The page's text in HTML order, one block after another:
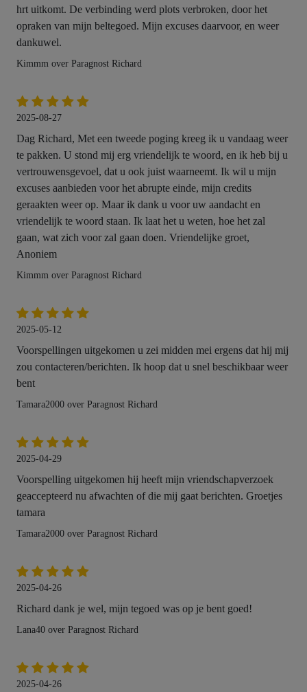
hrt uitkomt. De verbinding werd plots verbroken, door het
opraken van mijn beltegoed. Mijn excuses daarvoor, en weer
dankuwel.
Kimmm over Paragnost Richard
2025-08-27
Dag Richard, Met een tweede poging kreeg ik u vandaag weer
te pakken. U stond mij erg vriendelijk te woord, en ik heb bij u
vertrouwensgevoel, dat u ook juist waarneemt. Ik wil u mijn
excuses aanbieden voor het abrupte einde, mijn credits
geraakten weer op. Maar ik dank u voor uw aandacht en
vriendelijk te woord staan. Ik laat het u weten, hoe het zal
gaan, wat zich voor zal gaan doen. Vriendelijke groet,
Anoniem
Kimmm over Paragnost Richard
2025-05-12
Voorspellingen uitgekomen u zei midden mei ergens dat hij mij
zou contacteren/berichten. Ik hoop dat u snel beschikbaar weer
bent
Tamara2000 over Paragnost Richard
2025-04-29
Voorspelling uitgekomen hij heeft mijn vriendschapverzoek
geaccepteerd nu afwachten of die mij gaat berichten. Groetjes
tamara
Tamara2000 over Paragnost Richard
2025-04-26
Richard dank je wel, mijn tegoed was op je bent goed!
Lana40 over Paragnost Richard
2025-04-26